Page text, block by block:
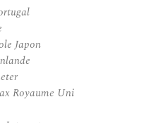
Japon
Royaume Uni